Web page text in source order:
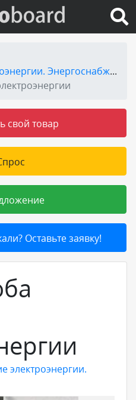
услугу
Использование электроэнергии. Энергоснабжение
свой товар
Оставьте заявку!
электроэнергии.